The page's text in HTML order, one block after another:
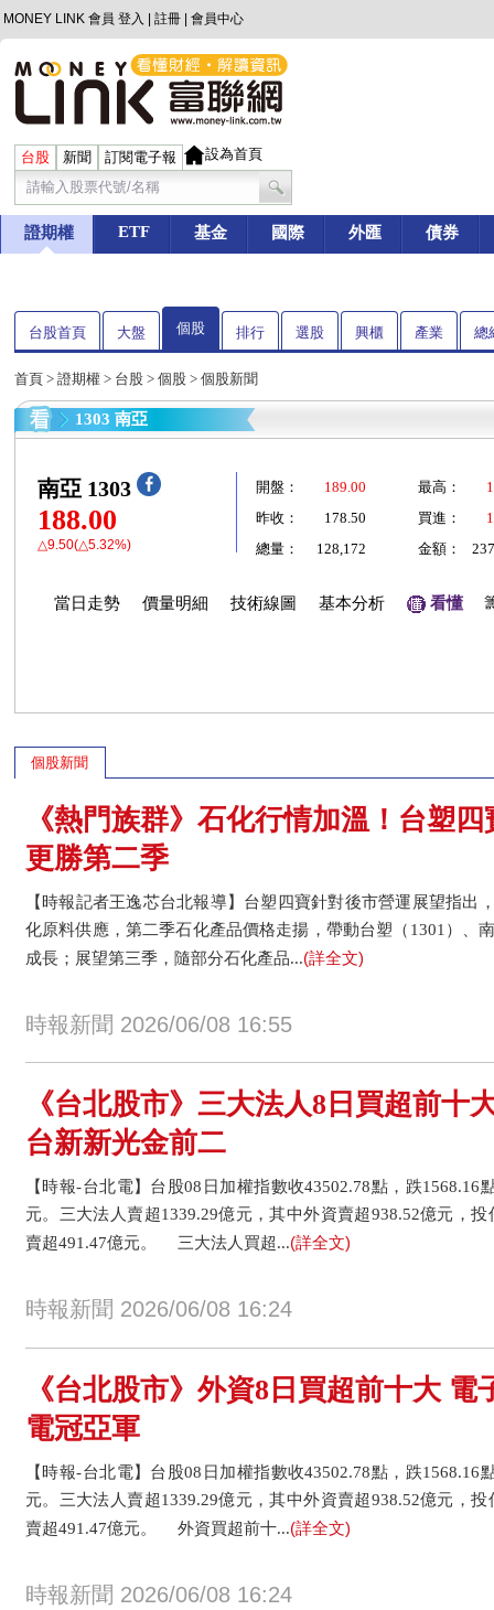
MONEY LINK 會員 登入 註冊 會員中心
台股 新聞 訂閱電子報 設為首頁
證期權 ETF 基金 國際 外匯 債券
台股首頁 大盤 個股 排行 選股 興櫃 產業 總
首頁 > 證期權 > 台股 > 個股 > 個股新聞
1303 南亞
南亞 1303
188.00
△9.50(△5.32%)
開盤： 189.00 最高：
昨收：
178.50 買進：
總量：
128,172 金額：
當日走勢 價量明細 技術線圖 基本分析 看懂
個股新聞
《熱門族群》石化行情加溫！台塑
更勝第二季
【時報記者王逸芯台北報導】台塑四寶針對後市營運展望指出
化原料供應，第二季石化產品價格走揚，帶動台塑（1301）、
成長；展望第三季，隨部分石化產品...(詳全文)
時報新聞 2026/06/08 16:55
《台北股市》三大法人8日買超前十
台新新光金前二
【時報-台北電】台股08日加權指數收43502.78點，跌1568.16
元。三大法人賣超1339.29億元，其中外資賣超938.52億元，
賣超491.47億元。 三大法人買超...(詳全文)
時報新聞 2026/06/08 16:24
《台北股市》外資8日買超前十大
電冠亞軍
【時報-台北電】台股08日加權指數收43502.78點，跌1568.16
元。三大法人賣超1339.29億元，其中外資賣超938.52億元，
賣超491.47億元。 外資買超前十...(詳全文)
時報新聞 2026/06/08 16:24